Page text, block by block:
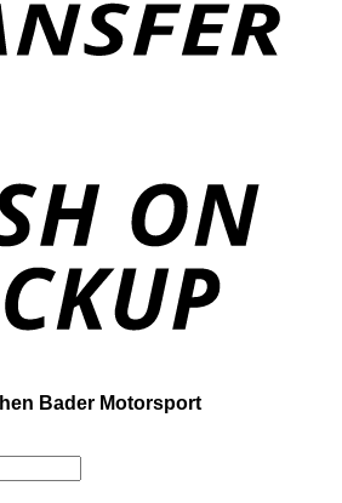
Bader Motorsport